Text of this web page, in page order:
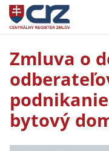
Zmluva o
bytový